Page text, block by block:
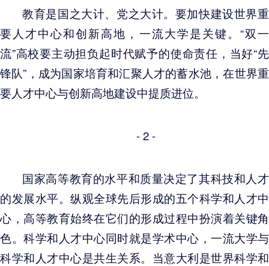
教育是国之大计、党之大计。要加快建设世界重
要人才中心和创新高地，一流大学是关键。“双一
流”高校要主动担负起时代赋予的使命责任，当好“先
锋队”，成为国家培育和汇聚人才的蓄水池，在世界重
要人才中心与创新高地建设中提质进位。
- 2 -
国家高等教育的水平和质量决定了其科技和人才
的发展水平。纵观全球先后形成的五个科学和人才中
心，高等教育始终在它们的形成过程中扮演着关键角
色。科学和人才中心同时就是学术中心，一流大学与
科学和人才中心是共生关系。当意大利是世界科学和